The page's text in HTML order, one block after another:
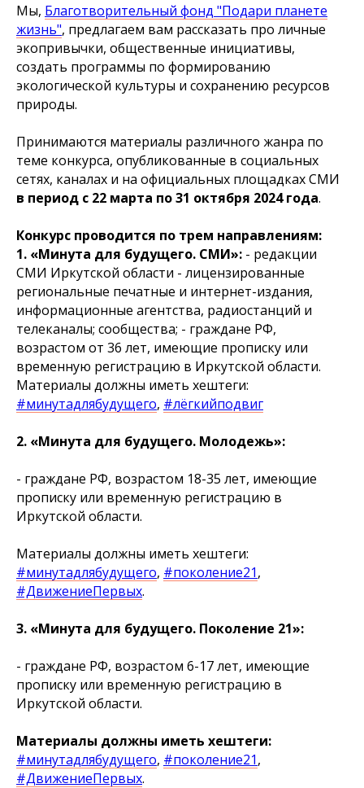
Мы, Благотворительный фонд "Подари планете
жизнь", предлагаем вам рассказать про личные
экопривычки, общественные инициативы,
создать программы по формированию
экологической культуры и сохранению ресурсов
природы.
Принимаются материалы различного жанра по
теме конкурса, опубликованные в социальных
сетях, каналах и на официальных площадках СМИ
в период с 22 марта по 31 октября 2024 года.
Конкурс проводится по трем направлениям:
1. «Минута для будущего. СМИ»: - редакции
СМИ Иркутской области - лицензированные
региональные печатные и интернет-издания,
информационные агентства, радиостанций и
телеканалы; сообщества; - граждане РФ,
возрастом от 36 лет, имеющие прописку или
временную регистрацию в Иркутской области.
Материалы должны иметь хештеги:
#минутадлябудущего, #лёгкийподвиг
2. «Минута для будущего. Молодежь»:
- граждане РФ, возрастом 18-35 лет, имеющие
прописку или временную регистрацию в
Иркутской области.
Материалы должны иметь хештеги:
#минутадлябудущего, #поколение21,
#ДвижениеПервых.
3. «Минута для будущего. Поколение 21»:
- граждане РФ, возрастом 6-17 лет, имеющие
прописку или временную регистрацию в
Иркутской области.
Материалы должны иметь хештеги:
#минутадлябудущего, #поколение21,
#ДвижениеПервых.